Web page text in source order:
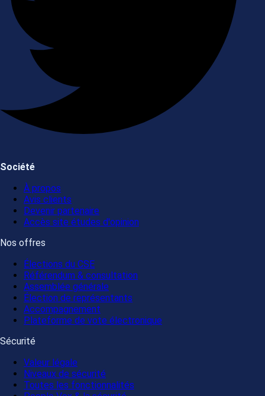
Société
À propos
Avis clients
Devenir partenaire
Accès site études d'opinion
Nos offres
Élections du CSE
Référendum & consultation
Assemblée générale
Élection de représentants
Accompagnement
Plateforme de vote électronique
Sécurité
Valeur légale
Niveaux de sécurité
Toutes les fonctionnalités